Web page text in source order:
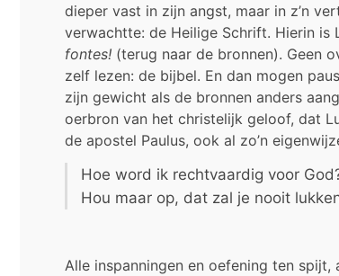
dieper vast in zijn angst, maar in z’n
verwachtte: de Heilige Schrift. Hierin is
fontes! (terug naar de bronnen). Geen
zelf lezen: de bijbel. En dan mogen
zijn gewicht als de bronnen anders
oerbron van het christelijk geloof, dat
de apostel Paulus, ook al zo’n
Hoe word ik rechtvaardig voor
Hou maar op, dat zal je nooit
Alle inspanningen en oefening ten